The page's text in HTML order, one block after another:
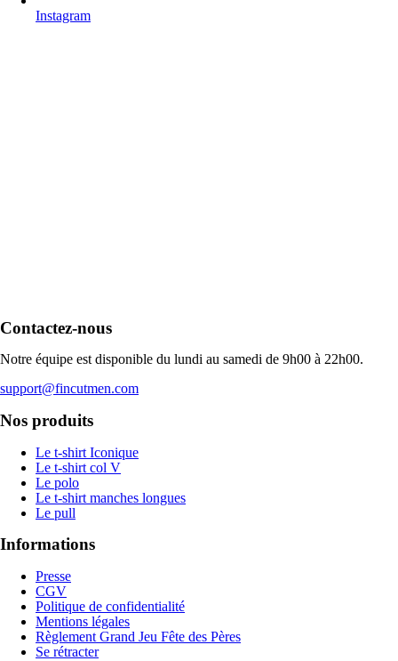
Instagram
Contactez-nous
Notre équipe est disponible du lundi au samedi de 9h00 à 22h00.
support@fincutmen.com
Nos produits
Le t-shirt Iconique
Le t-shirt col V
Le polo
Le t-shirt manches longues
Le pull
Informations
Presse
CGV
Politique de confidentialité
Mentions légales
Règlement Grand Jeu Fête des Pères
Se rétracter